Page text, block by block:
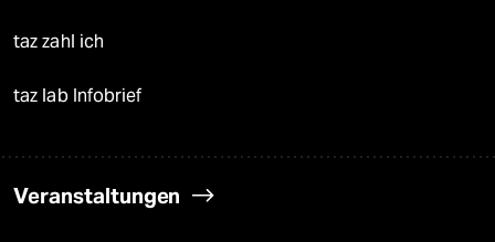
taz zahl ich
taz lab Infobrief
Veranstaltungen